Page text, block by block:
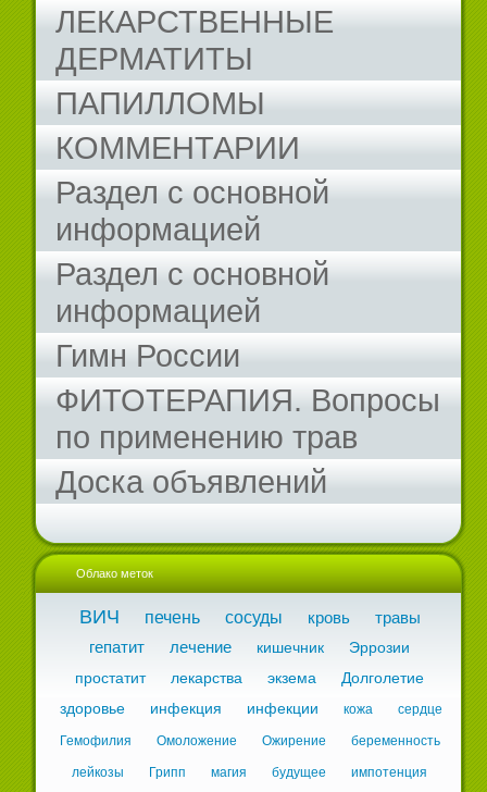
ЛЕКАРСТВЕННЫЕ
ДЕРМАТИТЫ
ПАПИЛЛОМЫ
КОММЕНТАРИИ
Раздел с основной
информацией
Раздел с основной
информацией
Гимн России
ФИТОТЕРАПИЯ. Вопросы
по применению трав
Доска объявлений
Облако меток
ВИЧ печень сосуды кровь
травы
гепатит
лечение кишечник
Эррозии
простатит
лекарства экзема
Долголетие
здоровье
инфекция инфекции кожа сердце
Гемофилия Омоложение Ожирение беременность
лейкозы Грипп магия будущее импотенция